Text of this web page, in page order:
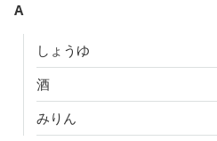
A
しょうゆ
酒
みりん